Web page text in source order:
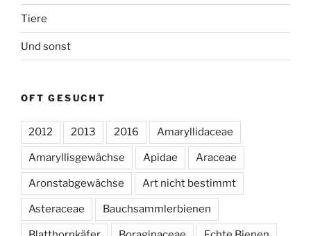
Tiere
Und sonst
OFT GESUCHT
2012 2013 2016 Amaryllidaceae
Amaryllisgewächse Apidae Araceae
Aronstabgewächse Art nicht bestimmt
Asteraceae Bauchsammlerbienen